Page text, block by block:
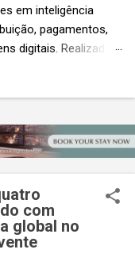
em inteligência
pagamentos,
digitais. Realizada
A Travel Tech
2026 no Sands
que moldam o futuro
a presença de
as principais
com
global no